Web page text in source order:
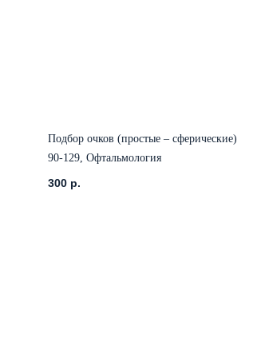
Подбор очков (простые – сферические)
90-129, Офтальмология
300 р.